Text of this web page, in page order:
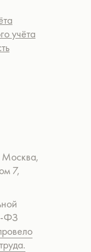
учёта
Москва,
7,
ФЗ